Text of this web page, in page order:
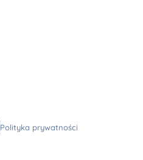
Polityka prywatności